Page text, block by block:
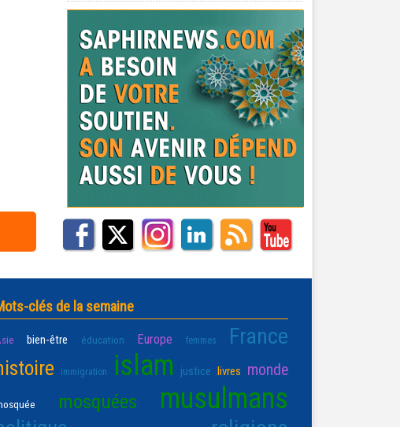
clés de la semaine
bien-être éducation Europe femmes France
immigration islam justice livres monde
mosquées musulmans